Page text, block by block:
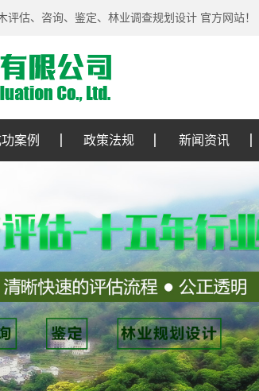
估、咨询、鉴定、林业调查规划设计 官方网站！
案例 政策法规 新闻资讯